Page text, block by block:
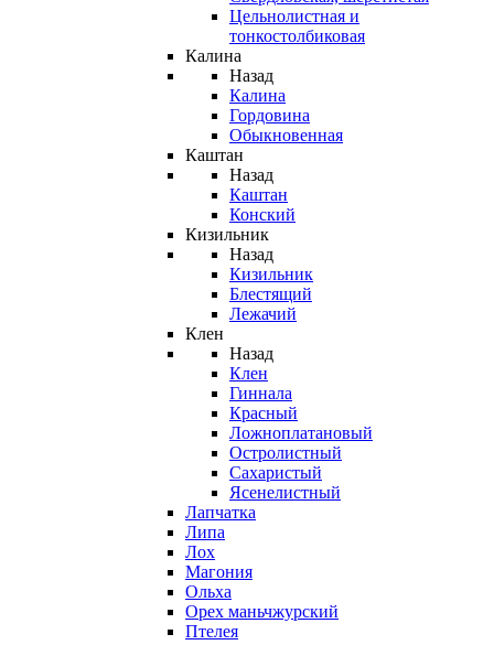
Цельнолистная и
тонкостолбиковая
Калина
Назад
Калина
Гордовина
Обыкновенная
Каштан
Назад
Каштан
Конский
Кизильник
Назад
Кизильник
Блестящий
Лежачий
Клен
Назад
Клен
Гиннала
Красный
Ложноплатановый
Остролистный
Сахаристый
Ясенелистный
Лапчатка
Липа
Лох
Магония
Ольха
Орех маньчжурский
Птелея